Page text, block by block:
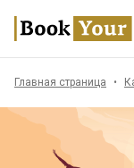
Главная страница